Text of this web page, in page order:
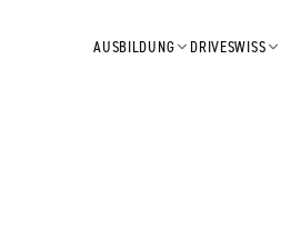
AUSBILDUNG DRIVESWISS